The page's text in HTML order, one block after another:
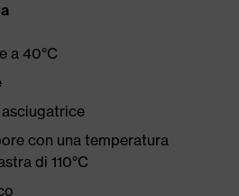
a 40°C
con una temperatura
di 110°C